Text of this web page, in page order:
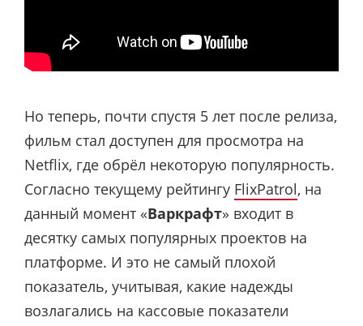
Но теперь, почти спустя 5 лет после релиза,
фильм стал доступен для просмотра на
Netflix, где обрёл некоторую популярность.
Согласно текущему рейтингу FlixPatrol, на
данный момент «Варкрафт» входит в
десятку самых популярных проектов на
платформе. И это не самый плохой
показатель, учитывая, какие надежды
возлагались на кассовые показатели